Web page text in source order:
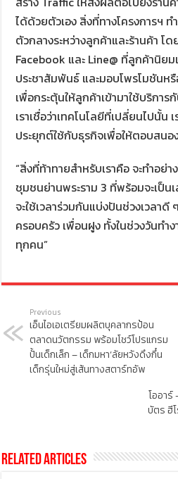
ได้ด้วยตัวเอง สิ่งที่ทางโครงการฯ
ตัวกลางระหว่างลูกค้าและร้านค้า โด
Facebook และ Line@ ที่ลูกค้านิย
ประชาสัมพันธ์ และมอบโพรโมชันห
เพื่อกระตุ้นให้ลูกค้าเข้ามาใช้บริการ
เราเชื่อว่าเทคโนโลยีที่เปลี่ยนไปนั้น
ประยุกต์ใช้กับธุรกิจเพื่อให้ตอบสนอ
“สิ่งที่ท้าทายสำหรับเราคือ จะทำอย่
ชุมชนย่านพระราม 3 ที่พร้อมจะเป็
จะใช้เวลาร่วมกันแบ่งปันช่วงเวลา
ครอบครัว เพื่อนฝูง ทั้งในช่วงวันท
ทุกคน”
Previous
เอ็นไอเอเตรียมผลิตบุคลากรป้อน
ตลาดนวัตกรรม พร้อมโชว์โปรแกรม
ปั้นเด็กเล็ก – เด็กมหา’ลัยหวังดึงกึ๋น
เด็กรุ่นใหม่สู่เส้นทางสตาร์ทอัพ
โออาร์
บัตร ฮี
Related Articles